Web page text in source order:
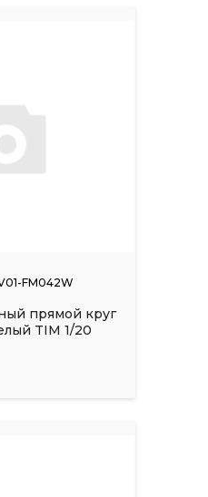
FM042W
прямой круг
TIM 1/20